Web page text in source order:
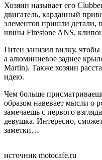
Хозяин называет его
двигатель, карданный
элементов пришли детали,
шины Firestone ANS,
Гитен занизил вилку,
а алюминиевое заднее
Martin). Также хозяин
идею.
Чем больше
образом навевает мысли о
замечаешь с первого
девушка. Интересно,
заметки…
источник motocafe.ru